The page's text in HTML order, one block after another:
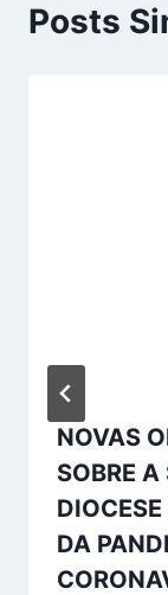
Posts
NOVAS
SOBRE
DA